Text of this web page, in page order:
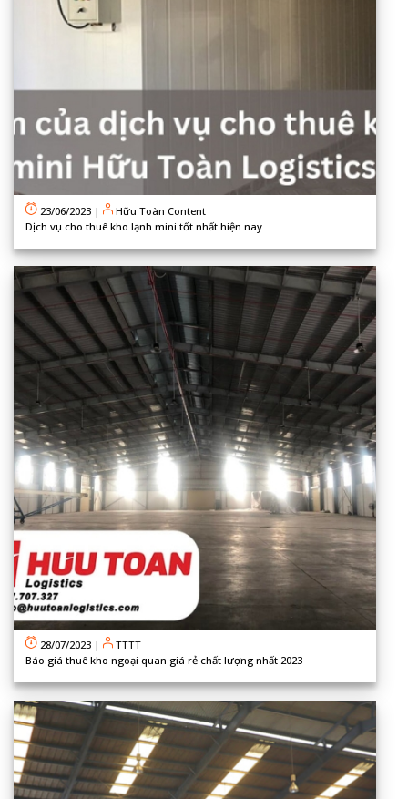
23/06/2023 |
Hữu Toàn Content
Dịch vụ cho thuê kho lạnh mini tốt nhất hiện nay
28/07/2023 |
TTTT
Báo giá thuê kho ngoại quan giá rẻ chất lượng nhất 2023